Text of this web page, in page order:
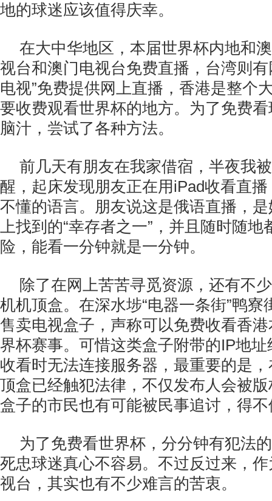
地的球迷应该值得庆幸。
在大中华地区，本届世界杯内地和
视台和澳门电视台免费直播，台湾则
电视”免费提供网上直播，香港是整个
要收费观看世界杯的地方。为了免费
脑汁，尝试了各种方法。
前几天有朋友在我家借宿，半夜我
醒，起床发现朋友正在用iPad收看直
不懂的语言。朋友说这是俄语直播，
上找到的“幸存者之一”，并且随时随地
险，能看一分钟就是一分钟。
除了在网上苦苦寻觅资源，还有不
机机顶盒。在深水埗“电器一条街”鸭寮
售卖电视盒子，声称可以免费收看香
界杯赛事。可惜这类盒子附带的IP地
收看时无法连接服务器，最重要的是
顶盒已经触犯法律，不仅发布人会被
盒子的市民也有可能被民事追讨，得
为了免费看世界杯，分分钟有犯法
死忠球迷真心不容易。不过反过来，
视台，其实也有不少难言的苦衷。